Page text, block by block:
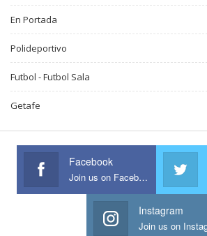
En Portada
Polideportivo
Futbol - Futbol Sala
Getafe
Facebook
Join us on Facebook
Instagram